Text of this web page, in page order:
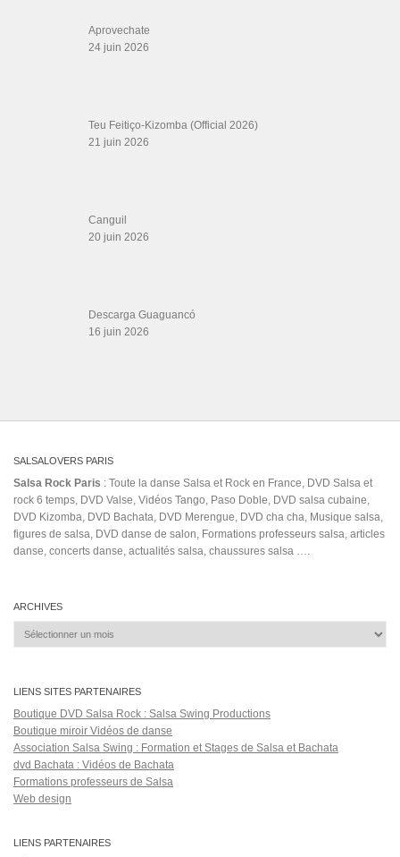
Aprovechate
24 juin 2026
Teu Feitiço-Kizomba (Official 2026)
21 juin 2026
Canguil
20 juin 2026
Descarga Guaguancó
16 juin 2026
SALSALOVERS PARIS
Salsa Rock Paris : Toute la danse Salsa et Rock en France, DVD Salsa et
rock 6 temps, DVD Valse, Vidéos Tango, Paso Doble, DVD salsa cubaine,
DVD Kizomba, DVD Bachata, DVD Merengue, DVD cha cha, Musique salsa,
figures de salsa, DVD danse de salon, Formations professeurs salsa, articles
danse, concerts danse, actualités salsa, chaussures salsa ….
ARCHIVES
Archives
LIENS SITES PARTENAIRES
Boutique DVD Salsa Rock : Salsa Swing Productions
Boutique miroir Vidéos de danse
Association Salsa Swing : Formation et Stages de Salsa et Bachata
dvd Bachata : Vidéos de Bachata
Formations professeurs de Salsa
Web design
LIENS PARTENAIRES